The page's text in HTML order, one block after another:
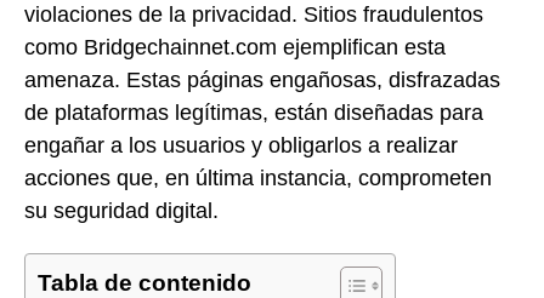
violaciones de la privacidad. Sitios fraudulentos
como Bridgechainnet.com ejemplifican esta
amenaza. Estas páginas engañosas, disfrazadas
de plataformas legítimas, están diseñadas para
engañar a los usuarios y obligarlos a realizar
acciones que, en última instancia, comprometen
su seguridad digital.
Tabla de contenido